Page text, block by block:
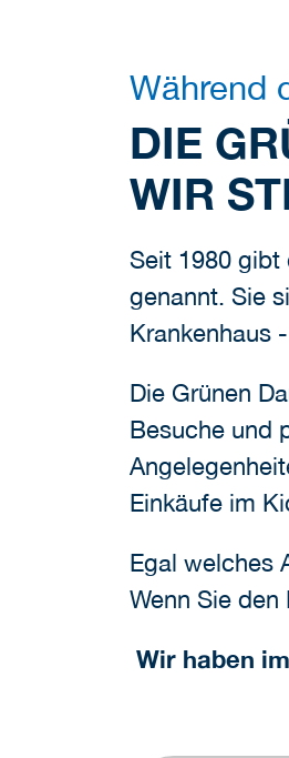
Während
DIE
WIR
Seit 1980 gibt
genannt. Sie
Krankenhaus
Die Grünen
Besuche und
Einkäufe im
Egal welches
Wenn Sie
Wir haben